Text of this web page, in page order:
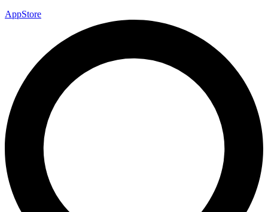
AppStore